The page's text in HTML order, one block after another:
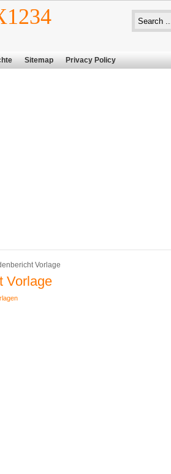
Sitemap Privacy Policy
Vorlage
Vorlage